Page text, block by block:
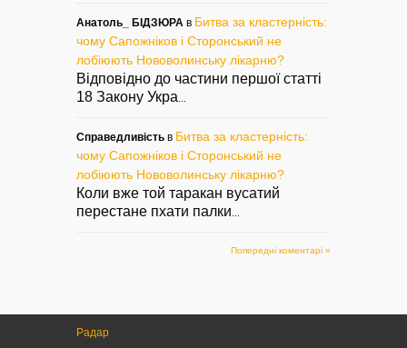
Анатоль_ БІДЗЮРА в Битва за кластерність:
чому Сапожніков і Сторонський не
лобіюють Нововолинську лікарню?
Відповідно до частини першої статті
18 Закону Укра
Справедливість в Битва за кластерність:
чому Сапожніков і Сторонський не
лобіюють Нововолинську лікарню?
Коли вже той таракан вусатий
перестане пхати палки
Попередні коментарі »
Радар